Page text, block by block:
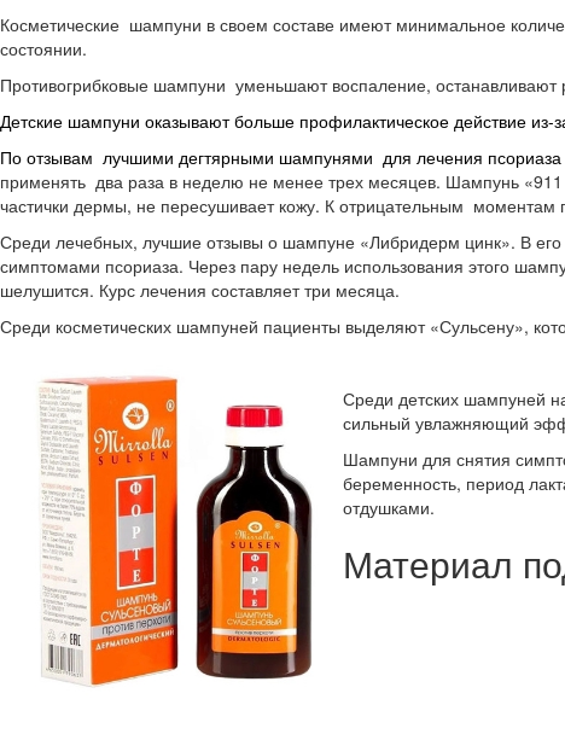
Косметические шампуни в своем составе имеют минимальное
состоянии.
Противогрибковые шампуни уменьшают воспаление, останавливают
Детские шампуни оказывают больше профилактическое действие из-
По отзывам лучшими дегтярными шампунями для лечения
применять два раза в неделю не менее трех месяцев. Шампунь «911
частички дермы, не пересушивает кожу. К отрицательным моментам
Среди лечебных, лучшие отзывы о шампуне «Либридерм цинк». В его
симптомами псориаза. Через пару недель использования этого
шелушится. Курс лечения составляет три месяца.
Среди косметических шампуней пациенты выделяют «Сульсену»,
Среди детских шампуней
сильный увлажняющий
Шампуни для снятия
беременность, период
отдушками.
Материал